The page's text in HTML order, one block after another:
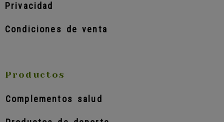
Privacidad
Condiciones de venta
Productos
Complementos salud